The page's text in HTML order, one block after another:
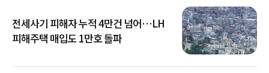
전세사기 피해자 누적 4만건 넘어…LH
피해주택 매입도 1만호 돌파